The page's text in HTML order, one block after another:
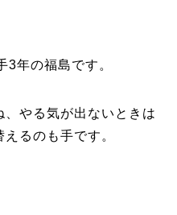
3年の福島です。
やる気が出ないときは
るのも手です。